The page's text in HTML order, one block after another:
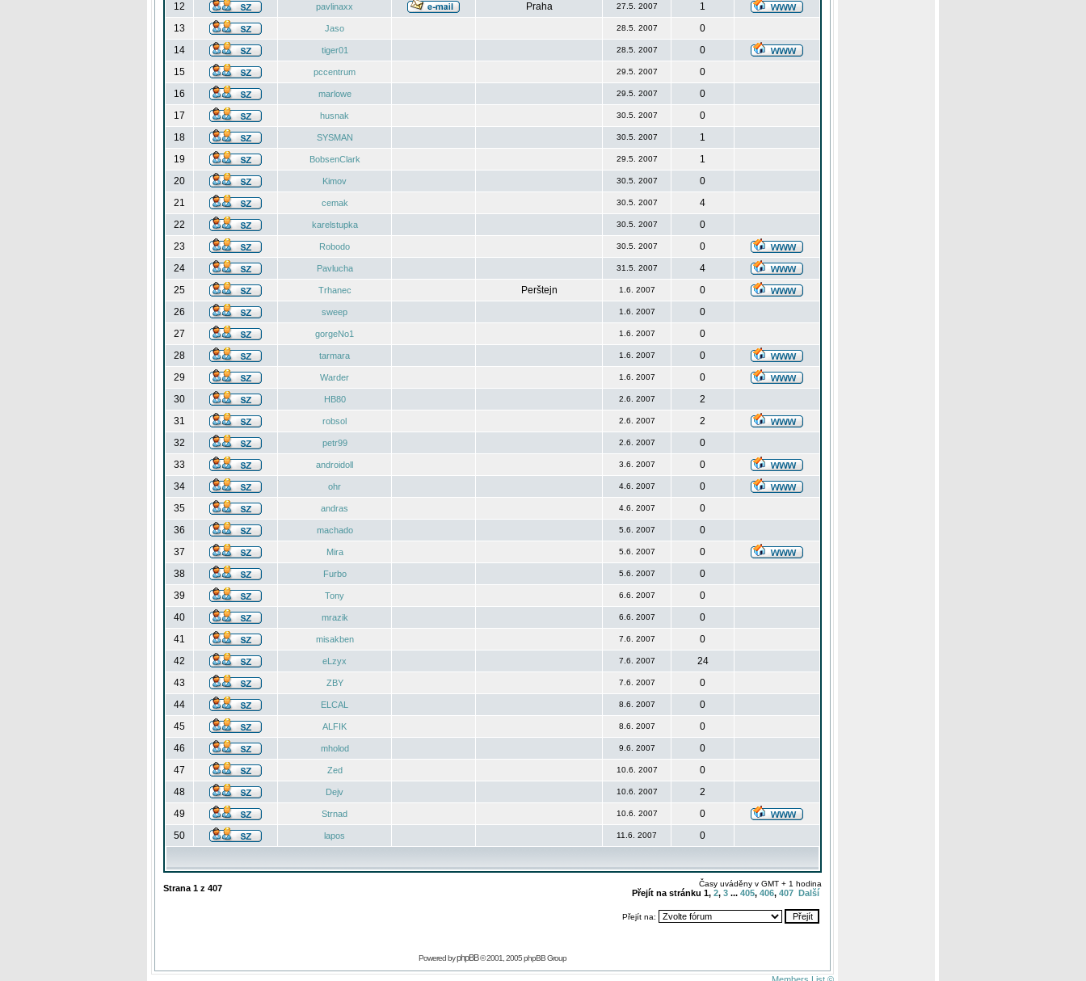
12
pavlinaxx Praha 27.5. 2007
1
13
Jaso 28.5. 2007
0
14
tiger01 28.5. 2007
0
15
pccentrum 29.5. 2007
0
16
marlowe 29.5. 2007
0
17
husnak 30.5. 2007
0
18
SYSMAN 30.5. 2007
1
19
BobsenClark 29.5. 2007
1
20
Kimov 30.5. 2007
0
21
cemak 30.5. 2007
4
22
karelstupka 30.5. 2007
0
23
Robodo 30.5. 2007
0
24
Pavlucha 31.5. 2007
4
25
Trhanec Perštejn 1.6. 2007
0
26
sweep 1.6. 2007
0
27
gorgeNo1 1.6. 2007
0
28
tarmara 1.6. 2007
0
29
Warder 1.6. 2007
0
30
HB80 2.6. 2007
2
31
robsol 2.6. 2007
2
32
petr99 2.6. 2007
0
33
androidoll 3.6. 2007
0
34
ohr 4.6. 2007
0
35
andras 4.6. 2007
0
36
machado 5.6. 2007
0
37
Mira 5.6. 2007
0
38
Furbo 5.6. 2007
0
39
Tony 6.6. 2007
0
40
mrazik 6.6. 2007
0
41
misakben 7.6. 2007
0
42
eLzyx 7.6. 2007
24
43
ZBY 7.6. 2007
0
44
ELCAL 8.6. 2007
0
45
ALFIK 8.6. 2007
0
46
mholod 9.6. 2007
0
47
Zed 10.6. 2007
0
48
Dejv 10.6. 2007
2
49
Strnad 10.6. 2007
0
50
lapos 11.6. 2007 0
Strana 1 z 407 Časy uváděny v GMT + 1 hodina
Přejít na stránku 1, 2, 3 ... 405, 406, 407 Další
Přejít na:
Powered byphpBB© 2001, 2005 phpBB Group